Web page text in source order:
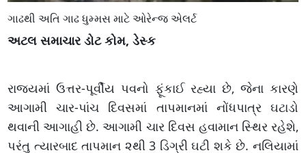
ગાઢથી અતિ ગાઢ ધુમ્મસ માટે ઓરેન્જ એલર્ટ
અટલ સમાચાર ડોટ કોમ, ડેસ્ક
રાજ્યમાં ઉત્તર-પૂર્વીય પવનો ફૂંકાઈ રહ્યા છે, જેના કારણે
આગામી ચાર-પાંચ દિવસમાં તાપમાનમાં નોંધપાત્ર ઘટાડો
થવાની આગાહી છે. આગામી ચાર દિવસ હવામાન સ્થિર રહેશે,
પરંતુ ત્યારબાદ તાપમાન ૨થી 3 ડિગ્રી ઘટી શકે છે. નલિયામાં